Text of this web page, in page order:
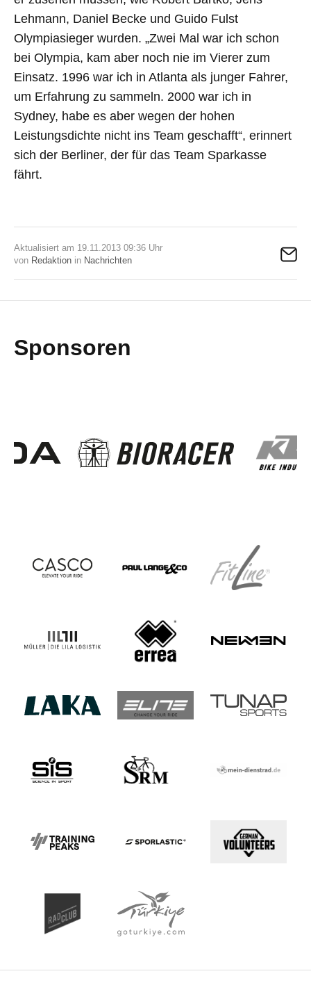
Lehmann, Daniel Becke und Guido Fulst
Olympiasieger wurden. „Zwei Mal war ich schon
bei Olympia, kam aber noch nie im Vierer zum
Einsatz. 1996 war ich in Atlanta als junger Fahrer,
um Erfahrung zu sammeln. 2000 war ich in
Sydney, habe es aber wegen der hohen
Leistungsdichte nicht ins Team geschafft“, erinnert
sich der Berliner, der für das Team Sparkasse
fährt.
Aktualisiert am 19.11.2013 09:36 Uhr
von Redaktion in Nachrichten
Sponsoren